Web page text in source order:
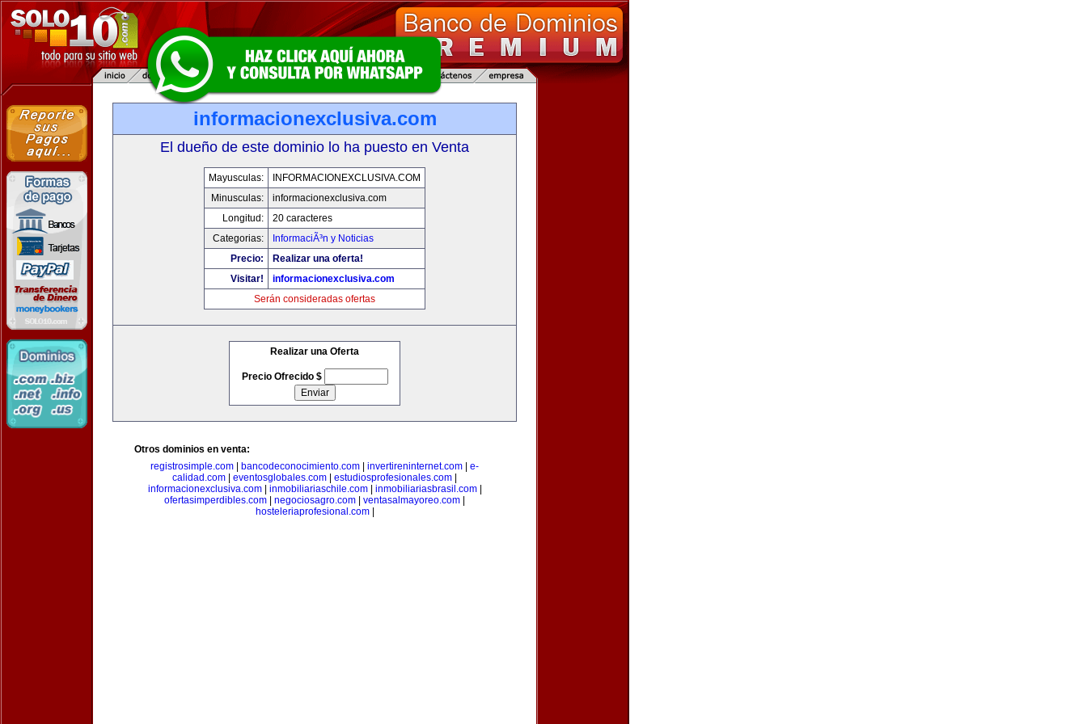
informacionexclusiva.com
El dueño de este dominio lo ha puesto en Venta
Mayusculas:
INFORMACIONEXCLUSIVA.COM
Minusculas:
informacionexclusiva.com
Longitud:
20 caracteres
Categorias:
InformaciÃ³n y Noticias
Precio:
Realizar una oferta!
Visitar!
informacionexclusiva.com
Serán consideradas ofertas
Realizar una Oferta
Precio Ofrecido $
Otros dominios en venta:
registrosimple.com
bancodeconocimiento.com invertireninternet.com
e-
calidad.com
eventosglobales.com estudiosprofesionales.com
informacionexclusiva.com| inmobiliariaschile.com| inmobiliariasbrasil.com|
ofertasimperdibles.com
negociosagro.com ventasalmayoreo.com
hosteleriaprofesional.com|